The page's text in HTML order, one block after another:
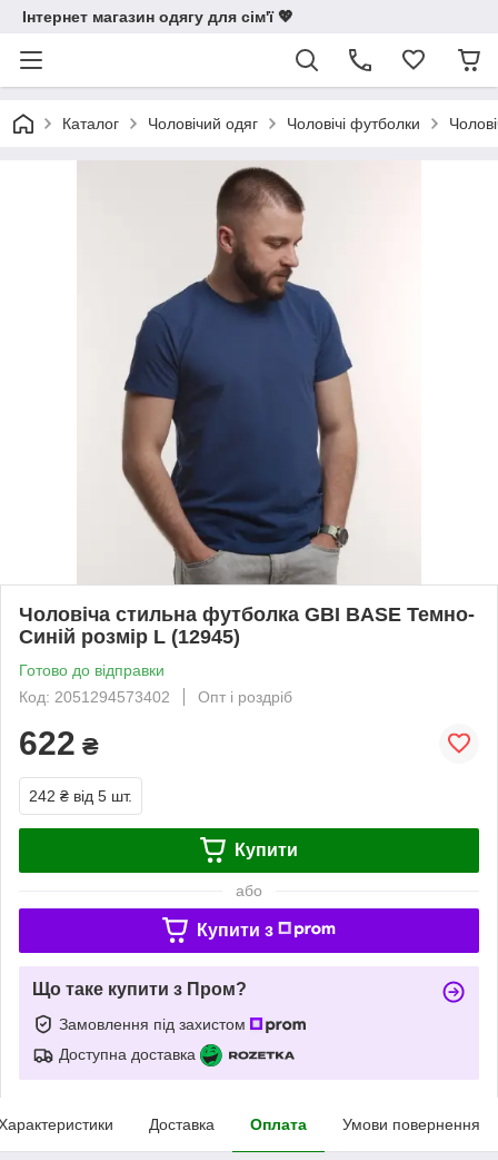
Інтернет магазин одягу для сім'ї 💖
Каталог Чоловічий одяг Чоловічі футболки
Чоловіча стильна футболка GBI BASE Темно-
Синій розмір L (12945)
Готово до відправки
Код: 2051294573402
Опт і роздріб
622 ₴
242 ₴ від 5 шт.
Купити
або
Купити з
Що таке купити з Пром?
Замовлення під захистом
Доступна доставка
Доставка Оплата Умови повернення